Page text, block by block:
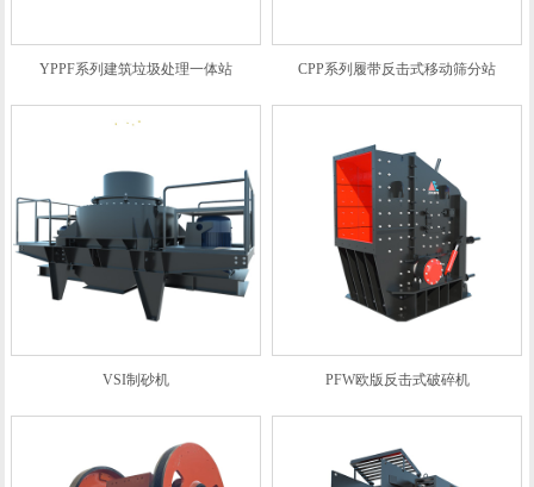
YPPF系列建筑垃圾处理一体站 CPP系列履带反击式移动筛分站
VSI制砂机 PFW欧版反击式破碎机